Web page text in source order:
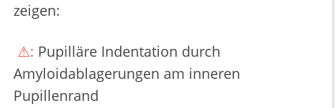
zeigen:
⚠: Pupilläre Indentation durch
Amyloidablagerungen am inneren
Pupillenrand